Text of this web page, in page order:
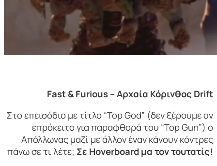
Fast & Furious – Αρχαία Κόρινθος Drift
Στο επεισόδιο με τίτλο “Top God” (δεν ξέρουμε αν
επρόκειτο για παραφθορά του “Top Gun”) ο
Απόλλωνας μαζί με άλλον έναν κάνουν κόντρες
πάνω σε τι λέτε; Σε Hoverboard μα τον τουτατίς!